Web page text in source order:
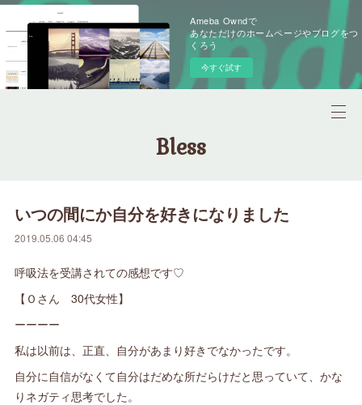
Ameba Owndで
あなただけのホームページやブログをつ
くろう
今すぐ試す
Bless
いつの間にか自分を好きになりました
2019.05.06 04:45
呼吸法を受講されての感想です♡
【Ｏさん 30代女性】
ーーーー
私は以前は、正直、自分があまり好きでなかったです。
自分に自信がなくて自分はだめな所だらけだと思っていて、かな
りネガティ思考でした。